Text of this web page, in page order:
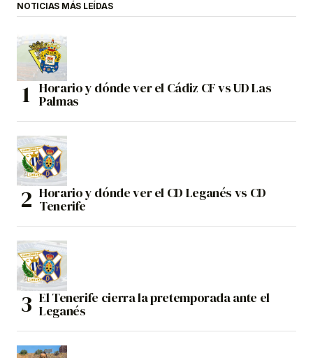
NOTICIAS MÁS LEÍDAS
Horario y dónde ver el Cádiz CF vs UD Las
Palmas
Horario y dónde ver el CD Leganés vs CD
Tenerife
El Tenerife cierra la pretemporada ante el
Leganés